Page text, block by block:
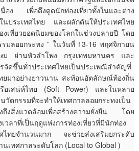
นื่อง เพื่อดึงดูดนักท่องเที่ยวทั้งในและต่าง
ในประเทศไทย และผลักดันให้ประเทศไทย
งเที่ยวยอดนิยมของโลกในช่วงปลายปี โดย
มลอยกระทง ” ในวันที่ 13-16 พฤศจิกายน
ม ย่านหัวลำโพง กรุงเทพมหานคร และ
จัดขึ้นทั่วประเทศไทยเป็นประเพณีสำคัญที่
ยมาอย่างยาวนาน สะท้อนอัตลักษณ์ท้องถิ่น
อเสน่ห์ไทย (Soft Power) และในหลาย
ตกรรมที่จะทำให้เทศกาลลอยกระทงเป็น
ถึงสิ่งแวดล้อมเพื่อสร้างความยั่งยืน โดย
วลาที่เป็นฤดูแห่งการท่องเที่ยวที่มีนักท่อง
ศไทยจำนวนมาก จะช่วยส่งเสริมยกระดับ
เทศกาลระดับโลก (Local to Global )